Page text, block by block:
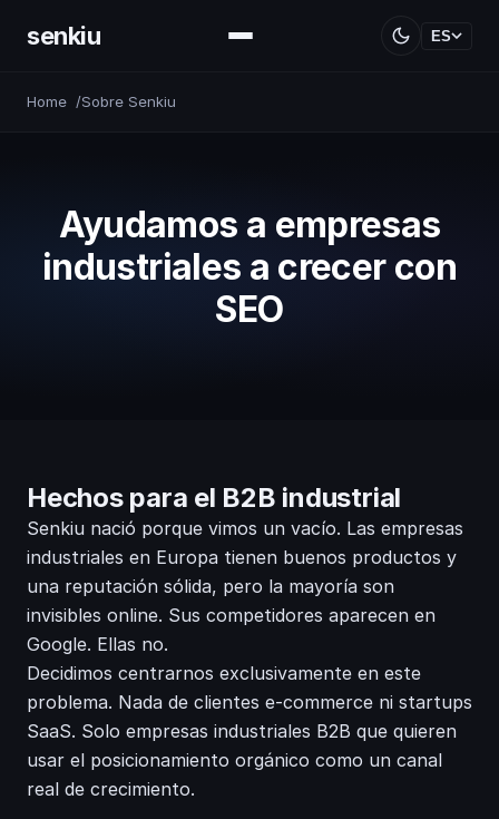
senkiu ES
Home Sobre Senkiu
Ayudamos a empresas
industriales a crecer con
SEO
Hechos para el B2B industrial
Senkiu nació porque vimos un vacío. Las empresas
industriales en Europa tienen buenos productos y
una reputación sólida, pero la mayoría son
invisibles online. Sus competidores aparecen en
Google. Ellas no.
Decidimos centrarnos exclusivamente en este
problema. Nada de clientes e-commerce ni startups
SaaS. Solo empresas industriales B2B que quieren
usar el posicionamiento orgánico como un canal
real de crecimiento.